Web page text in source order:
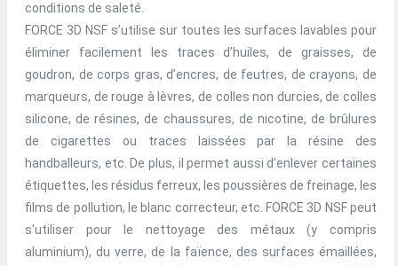
conditions de saleté.
FORCE 3D NSF s’utilise sur toutes les surfaces lavables pour
éliminer facilement les traces d’huiles, de graisses, de
goudron, de corps gras, d’encres, de feutres, de crayons, de
marqueurs, de rouge à lèvres, de colles non durcies, de colles
silicone, de résines, de chaussures, de nicotine, de brûlures
de cigarettes ou traces laissées par la résine des
handballeurs, etc. De plus, il permet aussi d’enlever certaines
étiquettes, les résidus ferreux, les poussières de freinage, les
films de pollution, le blanc correcteur, etc. FORCE 3D NSF peut
s'utiliser pour le nettoyage des métaux (y compris
aluminium), du verre, de la faïence, des surfaces émaillées,